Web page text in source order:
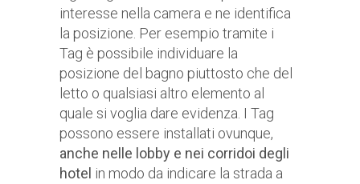
interesse nella camera e ne identifica
la posizione. Per esempio tramite i
Tag è possibile individuare la
posizione del bagno piuttosto che del
letto o qualsiasi altro elemento al
quale si voglia dare evidenza. I Tag
possono essere installati ovunque,
anche nelle lobby e nei corridoi degli
hotel in modo da indicare la strada a